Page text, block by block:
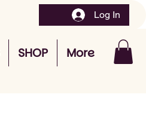
SHOP More
Log In